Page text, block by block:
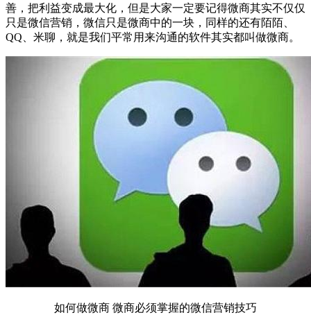
善，把利益变成最大化，但是大家一定要记得微商其实不仅仅
只是微信营销，微信只是微商中的一块，同样的还有陌陌、
QQ、米聊，就是我们平常用来沟通的软件其实都叫做微商。
如何做微商 微商必须掌握的微信营销技巧